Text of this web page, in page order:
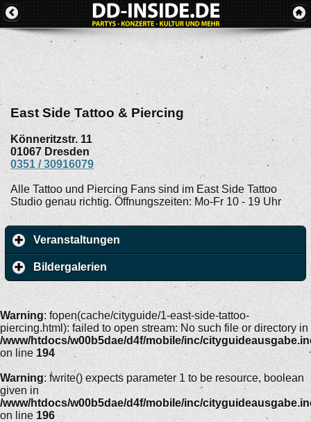
East Side Tattoo & Piercing
Könneritzstr. 11
01067 Dresden
0351 / 30916079
Alle Tattoo und Piercing Fans sind im East Side Tattoo
Studio genau richtig. Öffnungszeiten: Mo-Fr 10 - 19 Uhr
Veranstaltungen
Bildergalerien
Warning: fopen(cache/cityguide/1-east-side-tattoo-
piercing.html): failed to open stream: No such file or directory in
/www/htdocs/w00b5dae/d4f/mobile/inc/
on line 194
Warning: fwrite() expects parameter 1 to be resource, boolean
given in
/www/htdocs/w00b5dae/d4f/mobile/inc/
on line 196